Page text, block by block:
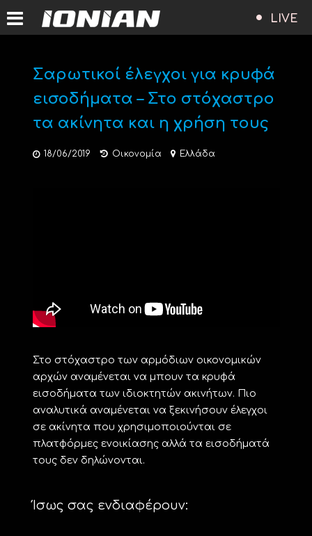
LIVE
Σαρωτικοί έλεγχοι για κρυφά
εισοδήματα – Στο στόχαστρο
τα ακίνητα και η χρήση τους
18/06/2019 Οικονομία Ελλάδα
Στο στόχαστρο των αρμόδιων οικονομικών
αρχών αναμένεται να μπουν τα κρυφά
εισοδήματα των ιδιοκτητών ακινήτων. Πιο
αναλυτικά αναμένεται να ξεκινήσουν έλεγχοι
σε ακίνητα που χρησιμοποιούνται σε
πλατφόρμες ενοικίασης αλλά τα εισοδήματά
τους δεν δηλώνονται.
Ίσως σας ενδιαφέρουν: